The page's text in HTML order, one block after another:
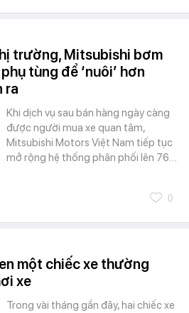
trường, Mitsubishi bơm
tùng để ‘nuôi’ hơn
ra
Khi dịch vụ sau bán hàng ngày càng
được người mua xe quan tâm,
Mitsubishi Motors Việt Nam tiếp tục
mở rộng hệ thống phân phối lên 76…
0
một chiếc xe thường
xe
Trong vài tháng gần đây, hai chiếc xe